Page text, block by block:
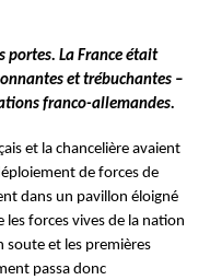
portes. La France était
et trébuchantes –
franco-allemandes.
et la chancelière avaient
de forces de
dans un pavillon éloigné
forces vives de la nation
soute et les premières
passa donc